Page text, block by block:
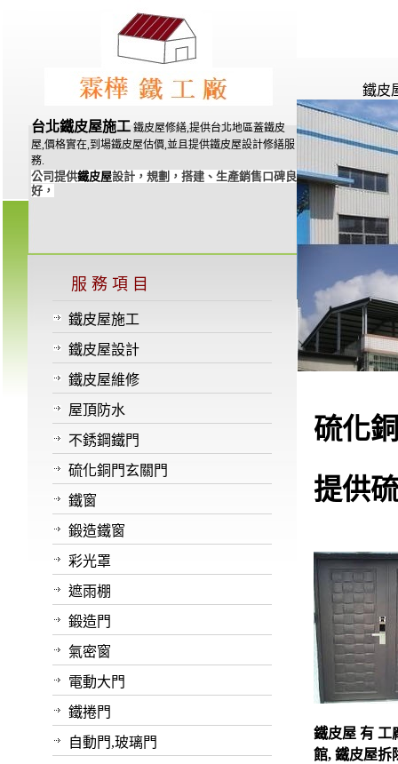
鐵皮
台北鐵皮屋施工鐵皮屋修繕,提供台北地區蓋鐵皮
屋,價格實在,到場鐵皮屋估價,並且提供鐵皮屋設計修繕服
務.
公司提供鐵皮屋設計，規劃，搭建、生產銷售口碑良
好，
服 務 項 目
鐵皮屋施工
鐵皮屋設計
鐵皮屋維修
屋頂防水
不銹鋼鐵門
硫化銅門玄關門
鐵窗
鍛造鐵窗
彩光罩
遮雨棚
鍛造門
氣密窗
電動大門
鐵捲門
自動門,玻璃門
硫化
提供
鐵皮屋 有 工
館, 鐵皮屋拆